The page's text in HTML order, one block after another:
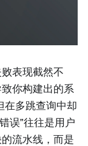
表现截然不
你构建出的系
在多跳查询中却
误”往往是用户
流水线，而是